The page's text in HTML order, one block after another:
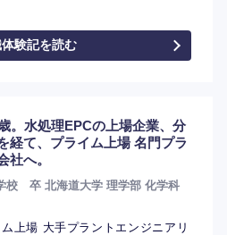
験記を読む
。水処理EPCの上場企業、分
経て、プライム上場 名門プラ
社へ。
校 卒 北海道大学 理学部 化学科
ム上場 大手プラントエンジニアリ